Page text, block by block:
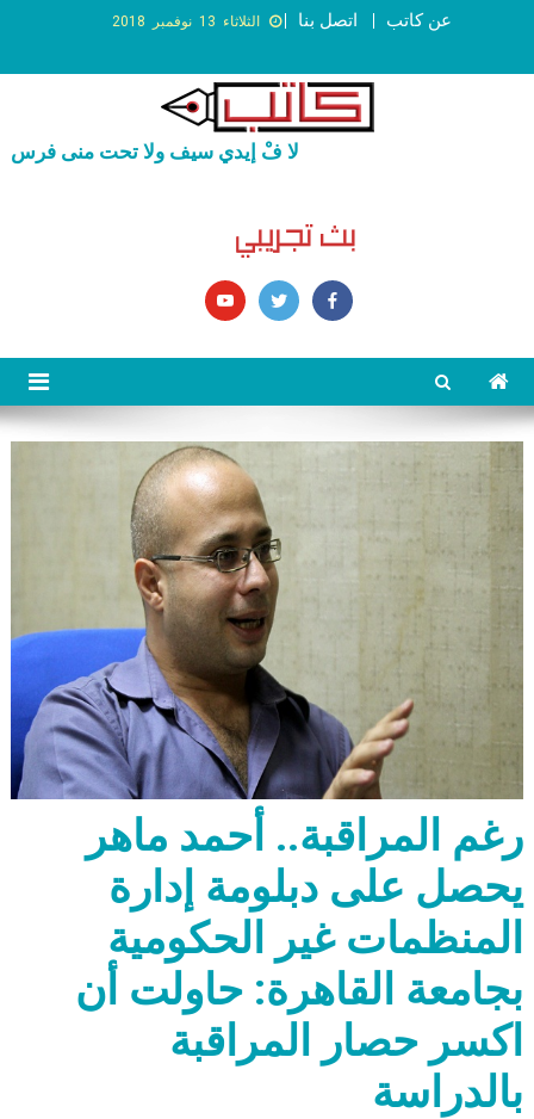
الثلاثاء 13 نوفمبر 2018 اتصل بنا عن كاتب
لا فْ إيدي سيف ولا تحت منى فرس
رغم المراقبة.. أحمد ماهر
يحصل على دبلومة إدارة
المنظمات غير الحكومية
بجامعة القاهرة: حاولت أن
اكسر حصار المراقبة
بالدراسة